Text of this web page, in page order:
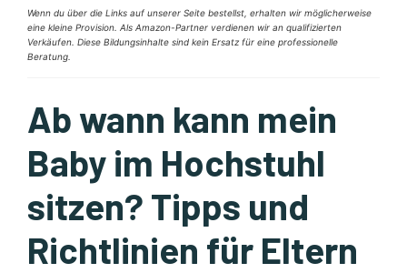
Wenn du über die Links auf unserer Seite bestellst, erhalten wir möglicherweise
eine kleine Provision. Als Amazon-Partner verdienen wir an qualifizierten
Verkäufen. Diese Bildungsinhalte sind kein Ersatz für eine professionelle
Beratung.
Ab wann kann mein
Baby im Hochstuhl
sitzen? Tipps und
Richtlinien für Eltern